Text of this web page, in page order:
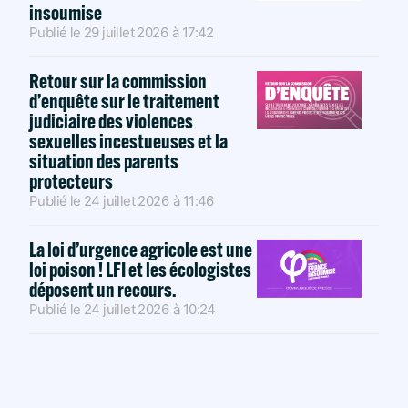
insoumise
Publié le 29 juillet 2026 à 17:42
Retour sur la commission
d’enquête sur le traitement
judiciaire des violences
sexuelles incestueuses et la
situation des parents
protecteurs
Publié le 24 juillet 2026 à 11:46
La loi d’urgence agricole est une
loi poison ! LFI et les écologistes
déposent un recours.
Publié le 24 juillet 2026 à 10:24